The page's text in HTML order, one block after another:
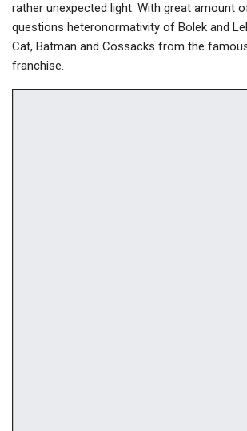
rather unexpected light. With great amount
questions heteronormativity of Bolek and
Cat, Batman and Cossacks from the
franchise.